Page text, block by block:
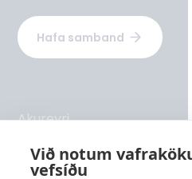
Við notum
vefsíðu
Hafa samband
Akureyri
Rangárvellir 2 - hús 8, 603
Sími